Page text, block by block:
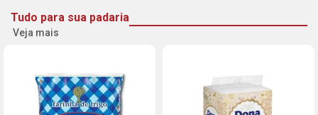
Tudo para sua padaria
Veja mais